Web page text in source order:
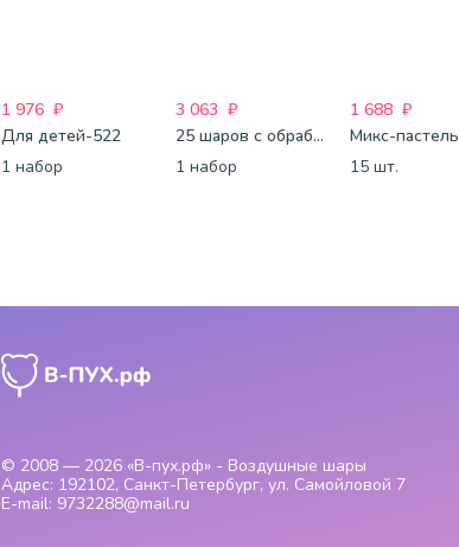
1 976 ₽
Для детей-522
1 набор
3 063 ₽
25 шаров с обработкой
1 набор
1 688 ₽
Микс-пастель
15 шт.
© 2008 — 2026 «В-пух.рф» - Воздушные шары
Адрес: 192102, Санкт-Петербург, ул. Самойловой 7
E-mail: 9732288@mail.ru